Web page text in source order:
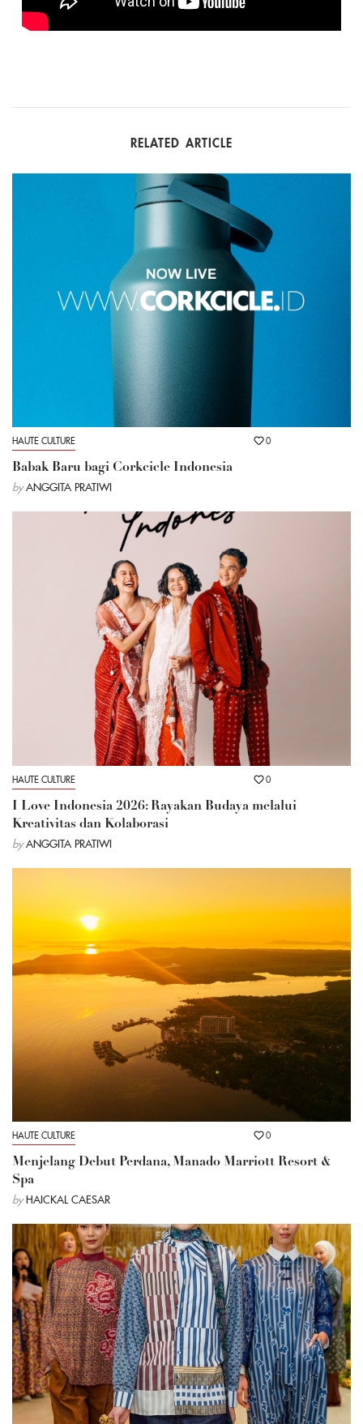
RELATED ARTICLE
HAUTE CULTURE 0
Babak Baru bagi Corkcicle Indonesia
by ANGGITA PRATIWI
HAUTE CULTURE 0
I Love Indonesia 2026: Rayakan Budaya melalui
Kreativitas dan Kolaborasi
by ANGGITA PRATIWI
HAUTE CULTURE 0
Menjelang Debut Perdana, Manado Marriott Resort &
Spa
by HAICKAL CAESAR